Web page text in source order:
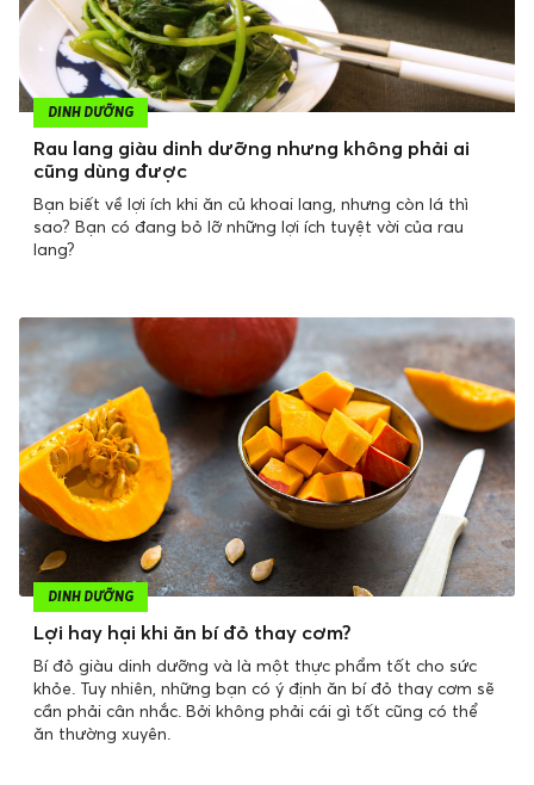
DINH DƯỠNG
Rau lang giàu dinh dưỡng nhưng không phải ai
cũng dùng được
Bạn biết về lợi ích khi ăn củ khoai lang, nhưng còn lá thì
sao? Bạn có đang bỏ lỡ những lợi ích tuyệt vời của rau
lang?
DINH DƯỠNG
Lợi hay hại khi ăn bí đỏ thay cơm?
Bí đỏ giàu dinh dưỡng và là một thực phẩm tốt cho sức
khỏe. Tuy nhiên, những bạn có ý định ăn bí đỏ thay cơm sẽ
cần phải cân nhắc. Bởi không phải cái gì tốt cũng có thể
ăn thường xuyên.